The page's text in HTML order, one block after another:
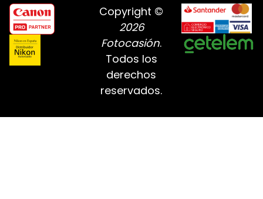
Copyright ©
2026
Fotocasión.
Todos los
derechos
reservados.